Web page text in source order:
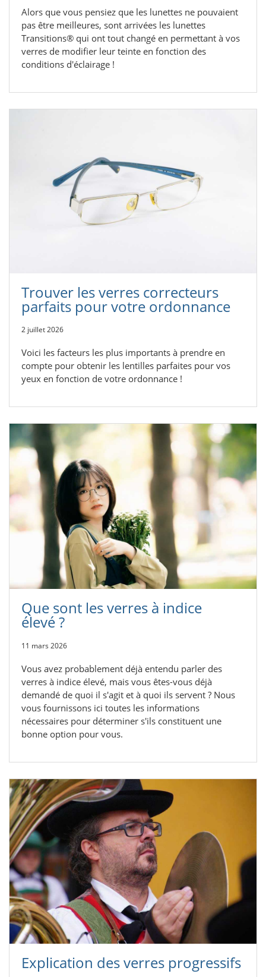
Alors que vous pensiez que les lunettes ne pouvaient
pas être meilleures, sont arrivées les lunettes
Transitions® qui ont tout changé en permettant à vos
verres de modifier leur teinte en fonction des
conditions d'éclairage !
Trouver les verres correcteurs
parfaits pour votre ordonnance
2 juillet 2026
Voici les facteurs les plus importants à prendre en
compte pour obtenir les lentilles parfaites pour vos
yeux en fonction de votre ordonnance !
Que sont les verres à indice
élevé ?
11 mars 2026
Vous avez probablement déjà entendu parler des
verres à indice élevé, mais vous êtes-vous déjà
demandé de quoi il s'agit et à quoi ils servent ? Nous
vous fournissons ici toutes les informations
nécessaires pour déterminer s'ils constituent une
bonne option pour vous.
Explication des verres progressifs